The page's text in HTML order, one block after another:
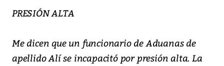
PRESIÓN ALTA
Me dicen que un funcionario de Aduanas de
apellido Alí se incapacitó por presión alta. La